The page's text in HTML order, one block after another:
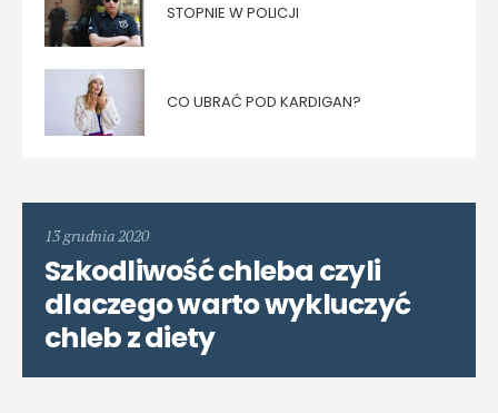
STOPNIE W POLICJI
CO UBRAĆ POD KARDIGAN?
13 grudnia 2020
Szkodliwość chleba czyli
dlaczego warto wykluczyć
chleb z diety